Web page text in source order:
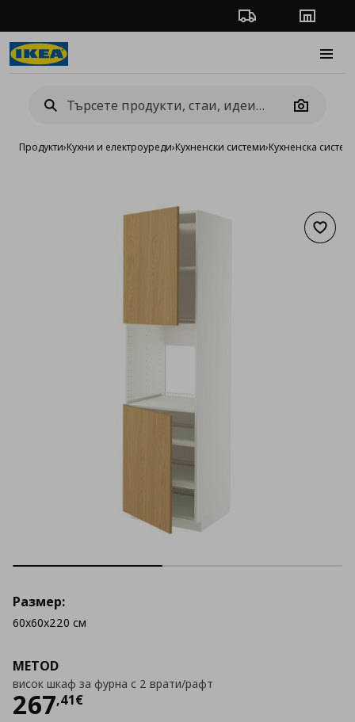
Проследяване на
Camera
Продукти›Кухни и електроуреди›Кухненски системи›Кухненска
METOD
висок шкаф за фурна с 2 врати/рафт
267,41€
Цена
Размер:
60x60x220 см